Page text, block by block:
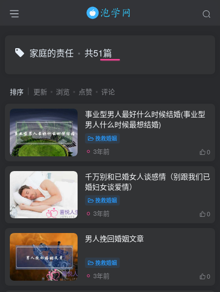
家庭的责任 共51篇
排序 更新 浏览 点赞 评论
事业型男人最好什么时候结婚(事业型
男人什么时候最想结婚)
挽救婚姻
3年前 0
千万别和已婚女人谈感情（别跟我们已
婚妇女谈爱情）
挽救婚姻
3年前 0
男人挽回婚姻文章
挽救婚姻
3年前 0